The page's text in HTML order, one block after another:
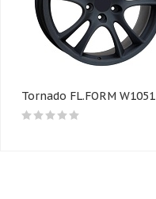
Tornado FL.FORM W1051